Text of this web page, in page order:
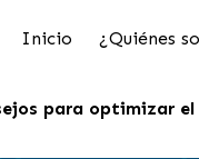
Inicio ¿Quiénes
para optimizar el